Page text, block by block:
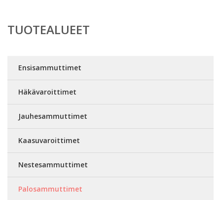
TUOTEALUEET
Ensisammuttimet
Häkävaroittimet
Jauhesammuttimet
Kaasuvaroittimet
Nestesammuttimet
Palosammuttimet